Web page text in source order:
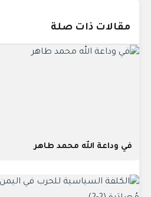
مقالات ذات صلة
في وداعة الله محمد طاهر